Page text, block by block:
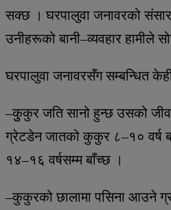
सक्छ । घरपालुवा जनावरको
उनीहरूको बानी–व्यवहार हामीले
घरपालुवा जनावरसँग सम्बन्धित
–कुुकुर जति सानो हुन्छ उसको
ग्रेटडेन जातको कुकुर ८–१० वर्ष
१४–१६ वर्षसम्म बाँच्छ ।
–कुकुरको छालामा पसिना आउने